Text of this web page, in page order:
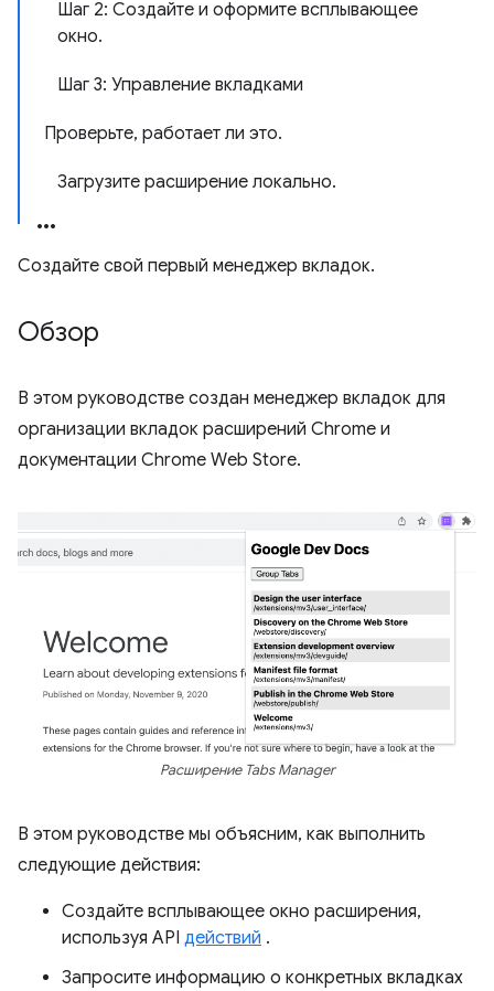
Шаг 2: Создайте и оформите всплывающее
окно.
Шаг 3: Управление вкладками
Проверьте, работает ли это.
Загрузите расширение локально.
Создайте свой первый менеджер вкладок.
Обзор
В этом руководстве создан менеджер вкладок для
организации вкладок расширений Chrome и
документации Chrome Web Store.
Расширение Tabs Manager
В этом руководстве мы объясним, как выполнить
следующие действия:
Создайте всплывающее окно расширения,
используя API действий .
Запросите информацию о конкретных вкладках